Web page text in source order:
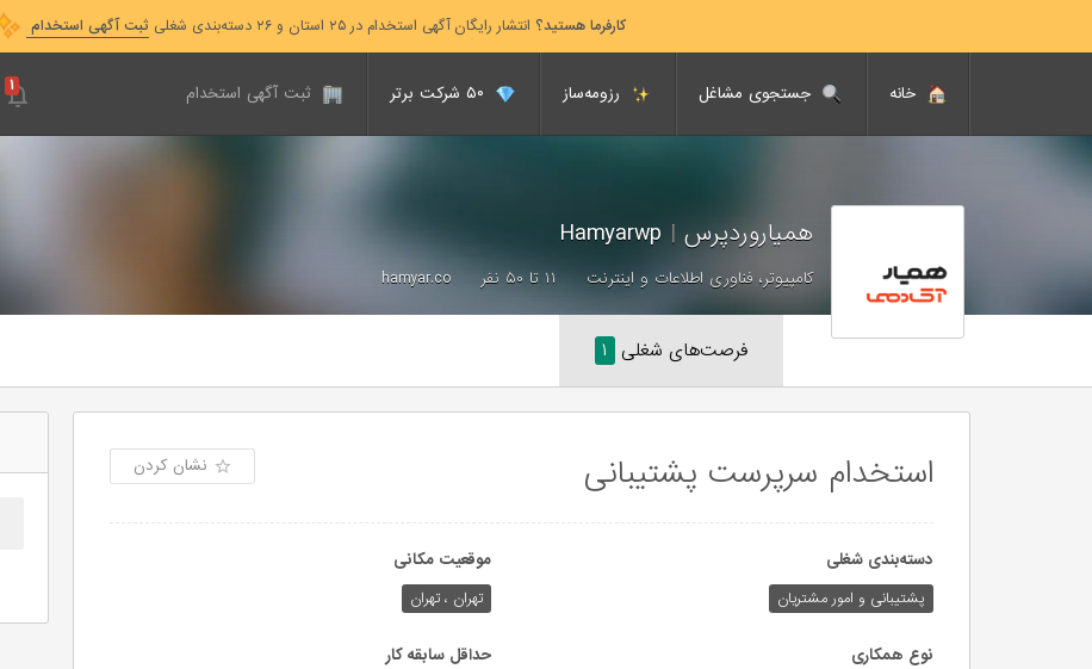
کارفرما هستید؟ انتشار رایگان آگهی استخدام در ۲۵ استان و ۲۶ دسته‌بندی شغلی ثبت آگهی استخدام
خانه جستجوی مشاغل رزومه‌ساز ثبت آگهی استخدام ۱
همیاروردپرس |
کامپیوتر، فناوری اطلاعات و اینترنت ۱۱ تا ۵۰ نفر hamyar.co
فرصت‌های شغلی ۱
استخدام سرپرست پشتیبانی نشان کردن
دسته‌بندی شغلی
پشتیبانی و امور مشتریان
موقعیت مکانی
تهران ، تهران
نوع همکاری حداقل سابقه کار